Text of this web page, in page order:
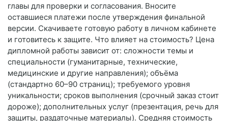
главы для проверки и согласования. Вносите
оставшиеся платежи после утверждения финальной
версии. Скачиваете готовую работу в личном кабинете
и готовитесь к защите. Что влияет на стоимость? Цена
дипломной работы зависит от: сложности темы и
специальности (гуманитарные, технические,
медицинские и другие направления); объёма
(стандартно 60–90 страниц); требуемого уровня
уникальности; сроков выполнения (срочный заказ стоит
дороже); дополнительных услуг (презентация, речь для
защиты, раздаточные материалы). Средняя стоимость